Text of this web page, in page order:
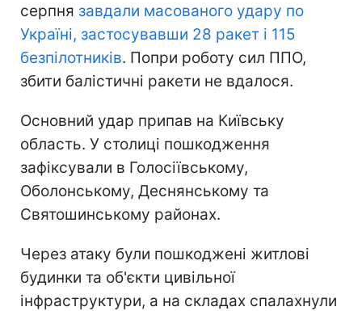
серпня завдали масованого удару по
Україні, застосувавши 28 ракет і 115
безпілотників. Попри роботу сил ППО,
збити балістичні ракети не вдалося.
Основний удар припав на Київську
область. У столиці пошкодження
зафіксували в Голосіївському,
Оболонському, Деснянському та
Святошинському районах.
Через атаку були пошкоджені житлові
будинки та об'єкти цивільної
інфраструктури, а на складах спалахнули